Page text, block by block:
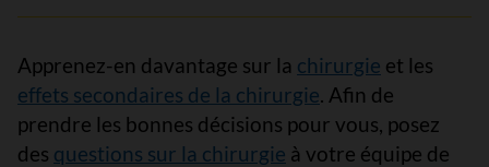
Apprenez-en davantage sur la chirurgie et les
effets secondaires de la chirurgie. Afin de
prendre les bonnes décisions pour vous, posez
des questions sur la chirurgie à votre équipe de